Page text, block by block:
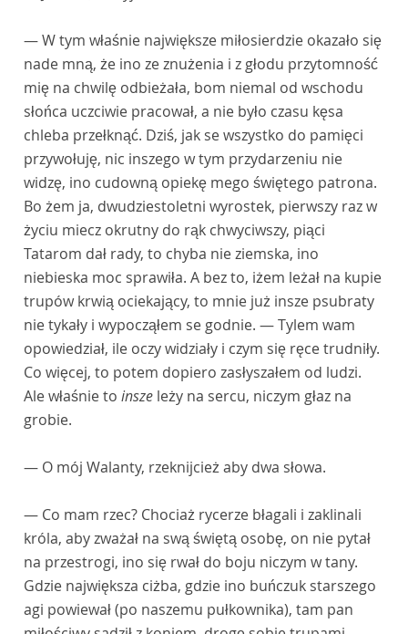
— W tym właśnie największe miłosierdzie okazało się
nade mną, że ino ze znużenia i z głodu przytomność
mię na chwilę odbieżała, bom niemal od wschodu
słońca uczciwie pracował, a nie było czasu kęsa
chleba przełknąć. Dziś, jak se wszystko do pamięci
przywołuję, nic inszego w tym przydarzeniu nie
widzę, ino cudowną opiekę mego świętego patrona.
Bo żem ja, dwudziestoletni wyrostek, pierwszy raz w
życiu miecz okrutny do rąk chwyciwszy, piąci
Tatarom dał rady, to chyba nie ziemska, ino
niebieska moc sprawiła. A bez to, iżem leżał na kupie
trupów krwią ociekający, to mnie już insze psubraty
nie tykały i wypocząłem se godnie. — Tylem wam
opowiedział, ile oczy widziały i czym się ręce trudniły.
Co więcej, to potem dopiero zasłyszałem od ludzi.
Ale właśnie to insze leży na sercu, niczym głaz na
grobie.
— O mój Walanty, rzeknijcież aby dwa słowa.
— Co mam rzec? Chociaż rycerze błagali i zaklinali
króla, aby zważał na swą świętą osobę, on nie pytał
na przestrogi, ino się rwał do boju niczym w tany.
Gdzie największa ciżba, gdzie ino buńczuk starszego
agi powiewał (po naszemu pułkownika), tam pan